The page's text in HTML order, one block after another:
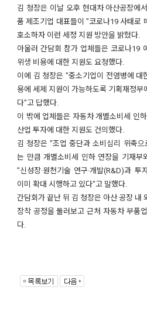
김 청장은 이날 오후 현대차 아산공장에
품 제조기업 대표들이 "코로나19 사태로
호소하자 이런 세정 지원 방안을 밝혔다.
아울러 간담회 참가 업체들은 코로나19
위생 비용에 대한 지원도 요청했다.
이에 김 청장은 "중소기업이 전염병에 대
용에 세제 지원이 가능하도록 기획재정
다"고 답했다.
이 밖에 업체들은 자동차 개별소비세 인
산업 투자에 대한 지원도 건의했다.
김 청장은 "조업 중단과 소비심리 위축
는 만큼 개별소비세 인하 연장을 기재부
"신성장·원천기술 연구·개발(R&D)과
이미 확대 시행하고 있다"고 말했다.
간담회가 끝난 뒤 김 청장은 아산 공장 내
장착 공정을 둘러보고 근처 자동차 부품
다.